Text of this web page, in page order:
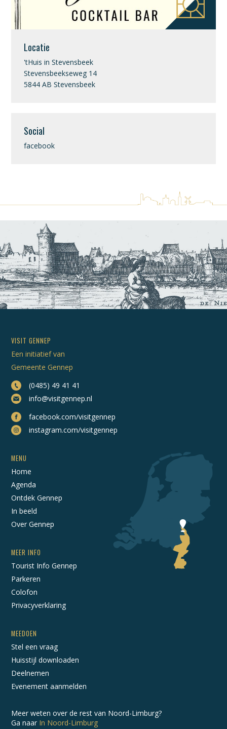
Locatie
'tHuis in Stevensbeek
Stevensbeekseweg 14
5844 AB Stevensbeek
Social
facebook
VISIT GENNEP
Een initiatief van
Gemeente Gennep
(0485) 49 41 41
info@visitgennep.nl
facebook.com/visitgennep
instagram.com/visitgennep
MENU
Home
Agenda
Ontdek Gennep
In beeld
Over Gennep
MEER INFO
Tourist Info Gennep
Parkeren
Colofon
Privacyverklaring
MEEDOEN
Stel een vraag
Huisstijl downloaden
Deelnemen
Evenement aanmelden
Meer weten over de rest van Noord-Limburg?
Ga naar In Noord-Limburg